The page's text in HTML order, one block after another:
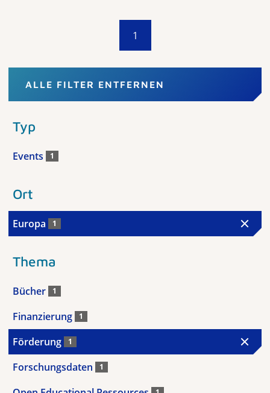
1
ALLE FILTER ENTFERNEN
Typ
Events 1
Ort
Europa 1
Thema
Bücher 1
Finanzierung 1
Förderung 1
Forschungsdaten 1